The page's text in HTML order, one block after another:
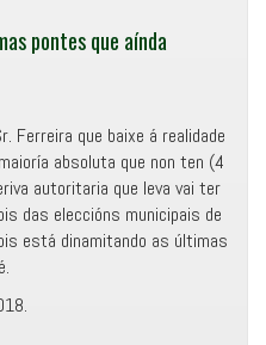
pontes que aínda
Ferreira que baixe á realidade
absoluta que non ten (4
autoritaria que leva vai ter
das eleccións municipais de
está dinamitando as últimas